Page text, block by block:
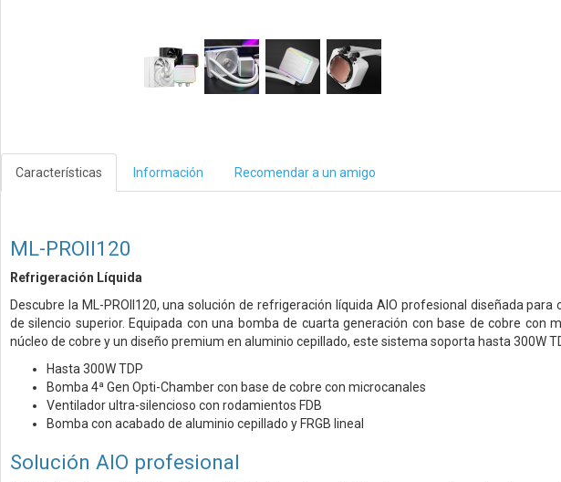
Características Información Recomendar a un amigo
ML-PROII120
Refrigeración Líquida
Descubre la ML-PROII120, una solución de refrigeración líquida AIO profesional diseñada
de silencio superior. Equipada con una bomba de cuarta generación con base de cobre con
núcleo de cobre y un diseño premium en aluminio cepillado, este sistema soporta hasta 300W
Hasta 300W TDP
Bomba 4ª Gen Opti-Chamber con base de cobre con microcanales
Ventilador ultra-silencioso con rodamientos FDB
Bomba con acabado de aluminio cepillado y FRGB lineal
Solución AIO profesional